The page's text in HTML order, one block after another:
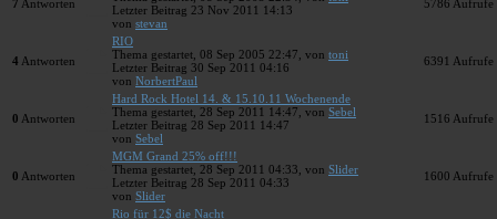
7 Antworten
Letzter Beitrag 23 Nov 2011 14:13
von stevan
5786 Aufrufe
4 Antworten
RIO
Thema gestartet, 08 Sep 2005 22:47, von toni
Letzter Beitrag 30 Sep 2011 04:16
von NorbertPaul
6391 Aufrufe
0 Antworten
Hard Rock Hotel 14. & 15.10.11 Wochenende
Thema gestartet, 28 Sep 2011 14:47, von Sebel
Letzter Beitrag 28 Sep 2011 14:47
von Sebel
1516 Aufrufe
0 Antworten
MGM Grand 25% off!!!
Thema gestartet, 28 Sep 2011 04:33, von Slider
Letzter Beitrag 28 Sep 2011 04:33
von Slider
1600 Aufrufe
Rio für 12$ die Nacht